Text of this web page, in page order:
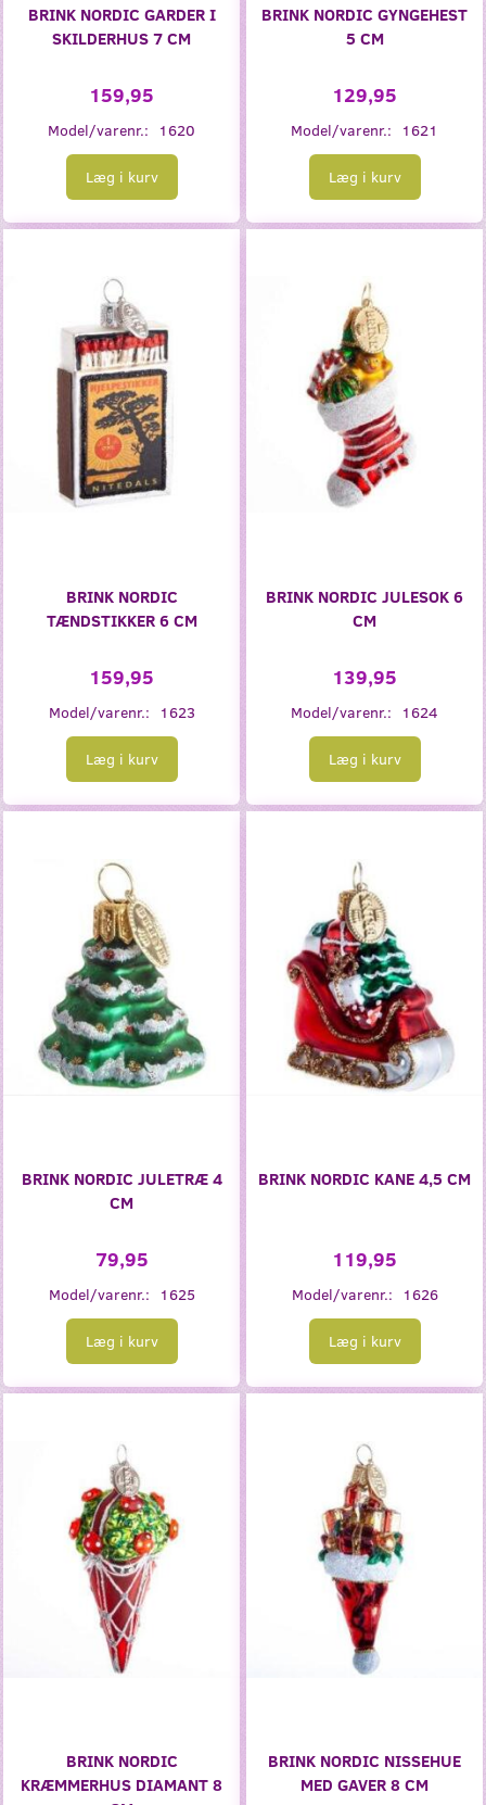
BRINK NORDIC GARDER I
SKILDERHUS 7 CM
159,95
Model/varenr.: 1620
Læg i kurv
BRINK NORDIC GYNGEHEST
5 CM
129,95
Model/varenr.: 1621
Læg i kurv
BRINK NORDIC
TÆNDSTIKKER 6 CM
159,95
Model/varenr.: 1623
Læg i kurv
BRINK NORDIC JULESOK 6
CM
139,95
Model/varenr.: 1624
Læg i kurv
BRINK NORDIC JULETRÆ 4
CM
79,95
Model/varenr.: 1625
Læg i kurv
BRINK NORDIC KANE 4,5 CM
119,95
Model/varenr.: 1626
Læg i kurv
BRINK NORDIC
KRÆMMERHUS DIAMANT 8
BRINK NORDIC NISSEHUE
MED GAVER 8 CM